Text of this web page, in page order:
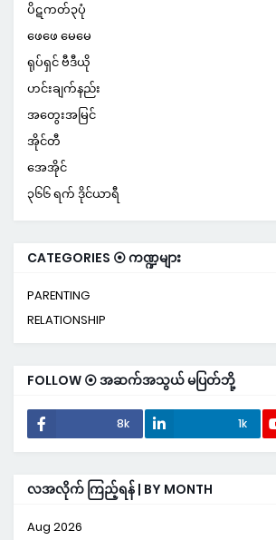
ပိဋကတ်၃ပုံ
ဖေဖေ မေမေ
ရုပ်ရှင် ဗီဒီယို
ဟင်းချက်နည်း
အတွေးအမြင်
အိုင်တီ
အေအိုင်
၃၆၆ ရက် ဒိုင်ယာရီ
CATEGORIES ⦿ ကဏ္ဍများ
PARENTING
RELATIONSHIP
FOLLOW ⦿ အဆက်အသွယ် မပြတ်ဘို့
8k 1k
လအလိုက် ကြည့်ရန် | BY MONTH
Aug 2026